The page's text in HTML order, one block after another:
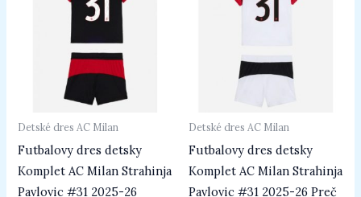
Detské dres AC Milan
Futbalovy dres detsky
Komplet AC Milan Strahinja
Pavlovic #31 2025-26
Detské dres AC Milan
Futbalovy dres detsky
Komplet AC Milan Strahinja
Pavlovic #31 2025-26 Preč